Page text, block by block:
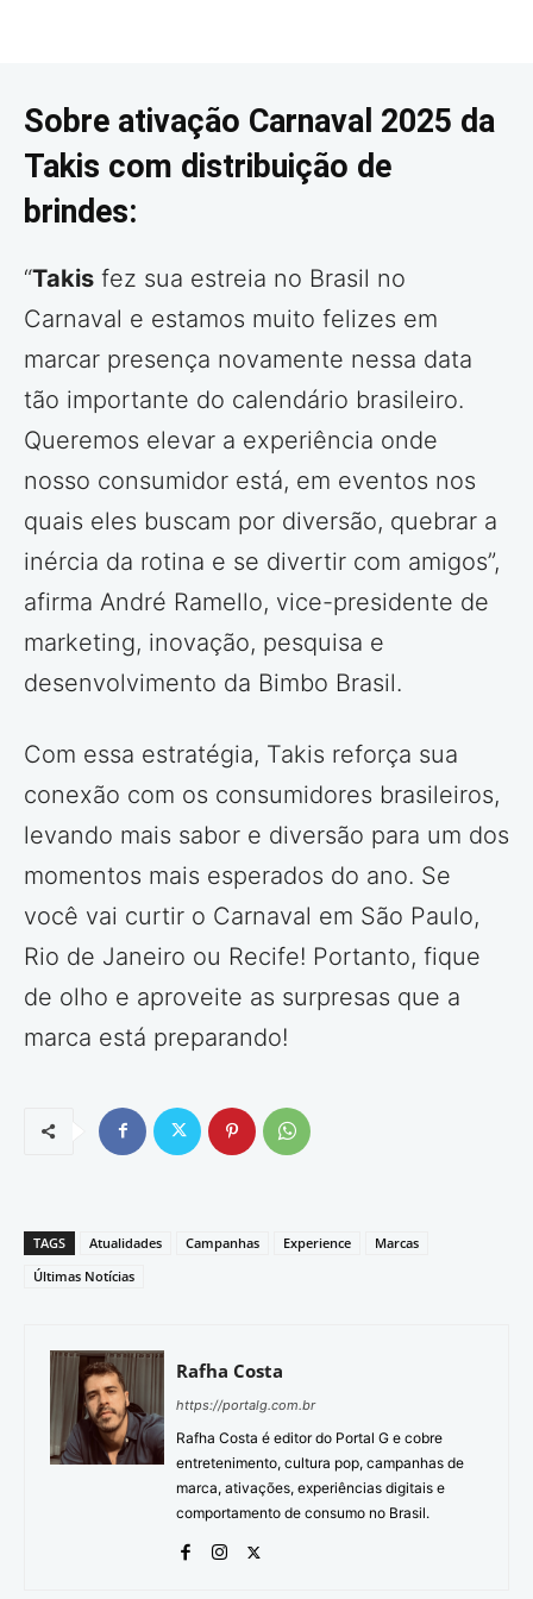
Sobre ativação Carnaval 2025 da
Takis com distribuição de
brindes:
“Takis fez sua estreia no Brasil no
Carnaval e estamos muito felizes em
marcar presença novamente nessa data
tão importante do calendário brasileiro.
Queremos elevar a experiência onde
nosso consumidor está, em eventos nos
quais eles buscam por diversão, quebrar a
inércia da rotina e se divertir com amigos”,
afirma André Ramello, vice-presidente de
marketing, inovação, pesquisa e
desenvolvimento da Bimbo Brasil.
Com essa estratégia, Takis reforça sua
conexão com os consumidores brasileiros,
levando mais sabor e diversão para um dos
momentos mais esperados do ano. Se
você vai curtir o Carnaval em São Paulo,
Rio de Janeiro ou Recife! Portanto, fique
de olho e aproveite as surpresas que a
marca está preparando!
TAGS Atualidades Campanhas Experience
Marcas
Últimas Notícias
Rafha Costa
https://portalg.com.br
Rafha Costa é editor do Portal G e cobre
entretenimento, cultura pop, campanhas de
marca, ativações, experiências digitais e
comportamento de consumo no Brasil.